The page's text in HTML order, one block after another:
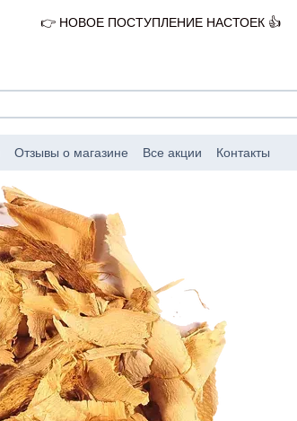
👉 НОВОЕ ПОСТУПЛЕНИЕ НАСТОЕК 👍
Отзывы о магазине Все акции Контакты